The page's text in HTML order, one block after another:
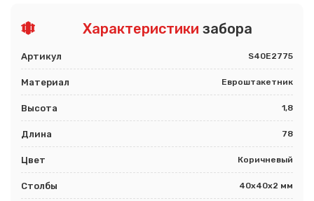
Характеристики забора
Артикул S40E2775
Материал Евроштакетник
Высота 1,8
Длина 78
Цвет Коричневый
Столбы 40х40х2 мм